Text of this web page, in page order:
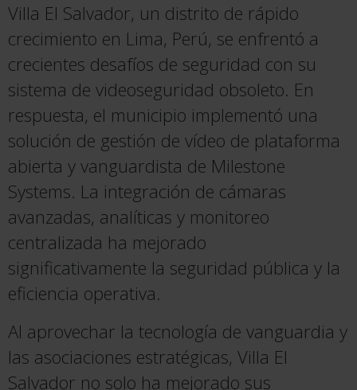
Villa El Salvador, un distrito de rápido
crecimiento en Lima, Perú, se enfrentó a
crecientes desafíos de seguridad con su
sistema de videoseguridad obsoleto. En
respuesta, el municipio implementó una
solución de gestión de vídeo de plataforma
abierta y vanguardista de Milestone
Systems. La integración de cámaras
avanzadas, analíticas y monitoreo
centralizada ha mejorado
significativamente la seguridad pública y la
eficiencia operativa.
Al aprovechar la tecnología de vanguardia y
las asociaciones estratégicas, Villa El
Salvador no solo ha mejorado sus